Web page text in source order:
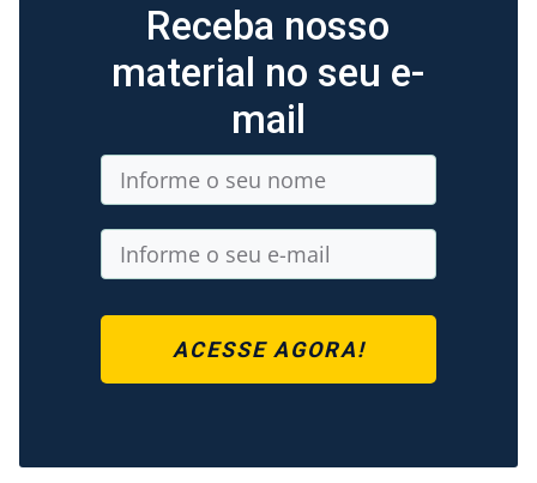
Receba nosso
material no seu e-
mail
ACESSE AGORA!